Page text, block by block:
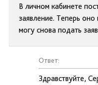
В личном кабинете
заявление. Теперь
могу снова подать
Ответ:
Здравствуйте,